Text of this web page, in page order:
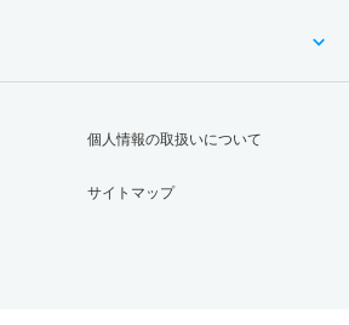
個人情報の取扱いについて
サイトマップ